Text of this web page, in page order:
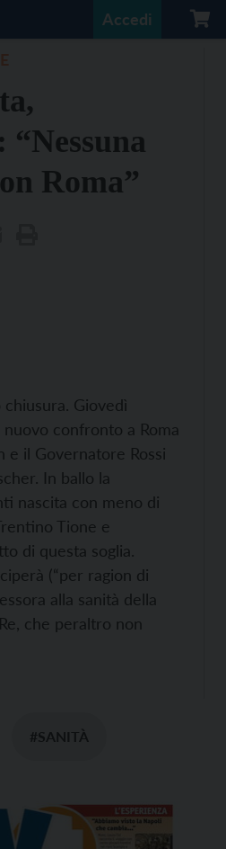
Accedi
Roma”
Giovedì
confronto a Roma
e il Governatore Rossi
In ballo la
nascita con meno di
Tione e
di questa soglia.
(“per ragion di
alla sanità della
che peraltro non
#SANITÀ